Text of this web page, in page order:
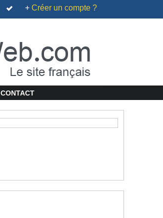
+ Créer un compte ?
CONTACT